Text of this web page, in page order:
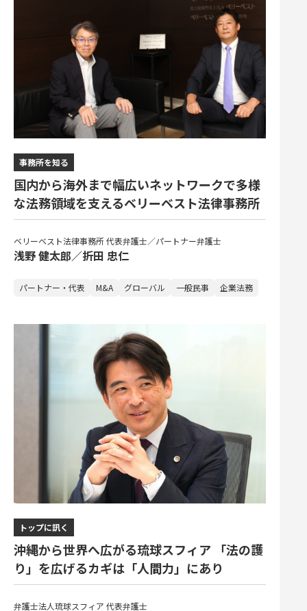
事務所を知る
国内から海外まで幅広いネットワークで多様
な法務領域を支えるベリーベスト法律事務所
ベリーベスト法律事務所 代表弁護士／パートナー弁護士
浅野 健太郎／折田 忠仁
パートナー・代表 M&A グローバル 一般民事 企業法務
トップに訊く
沖縄から世界へ広がる琉球スフィア 「法の護
り」を広げるカギは「人間力」にあり
弁護士法人琉球スフィア 代表弁護士